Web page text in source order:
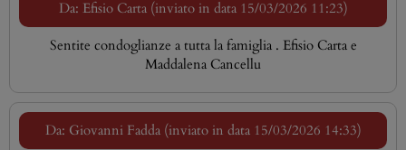
Da: Efisio Carta (inviato in data 15/03/2026 11:23)
Sentite condoglianze a tutta la famiglia . Efisio Carta e
Maddalena Cancellu
Da: Giovanni Fadda (inviato in data 15/03/2026 14:33)